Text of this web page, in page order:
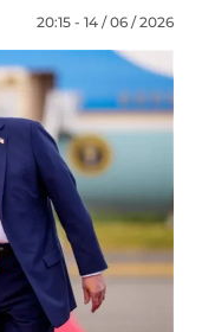
20:15 - 14 / 06 / 2026